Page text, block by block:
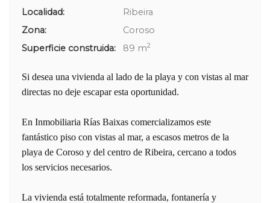
Localidad:
Ribeira
Zona:
Coroso
Superficie construida:
89 m2
Si desea una vivienda al lado de la playa y con vistas al mar
directas no deje escapar esta oportunidad.
En Inmobiliaria Rías Baixas comercializamos este
fantástico piso con vistas al mar, a escasos metros de la
playa de Coroso y del centro de Ribeira, cercano a todos
los servicios necesarios.
La vivienda está totalmente reformada, fontanería y